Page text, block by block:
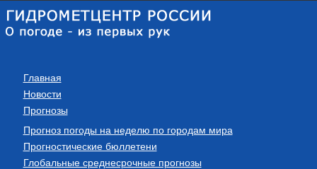
Главная
Новости
Прогнозы
Прогноз погоды на неделю по городам мира
Прогностические бюллетени
Глобальные среднесрочные прогнозы